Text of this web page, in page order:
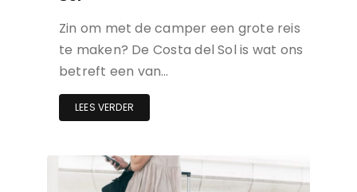
Zin om met de camper een grote reis
te maken? De Costa del Sol is wat ons
betreft een van…
LEES VERDER